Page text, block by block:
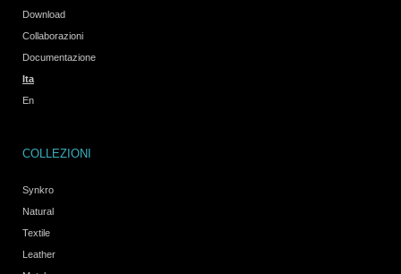
Download
Collaborazioni
Documentazione
Ita
En
COLLEZIONI
Synkro
Natural
Textile
Leather